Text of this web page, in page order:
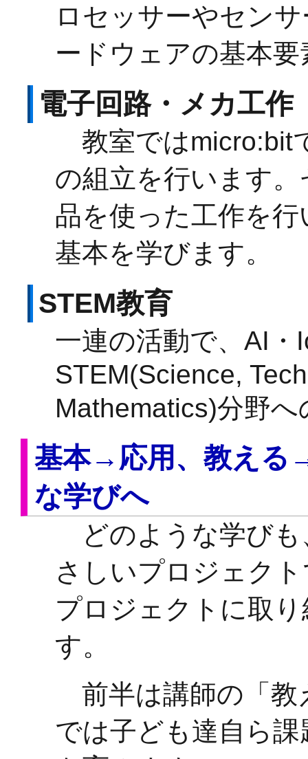
ロセッサーやセン
ードウェアの基本
電子回路・メカ工作
教室ではmicro:bit
の組立を行います
品を使った工作を
基本を学びます。
STEM教育
一連の活動で、AI・
STEM(Science,
Mathematics)分野
基本→応用、教える
な学びへ
どのような学びも
さしいプロジェク
プロジェクトに取
す。
前半は講師の「教
では子ども達自ら